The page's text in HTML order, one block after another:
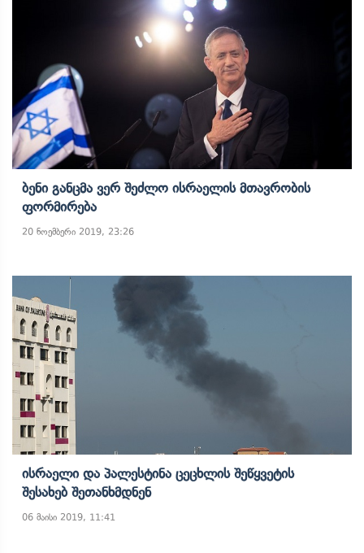
Ბენი Განცმა Ვერ Შეძლო Ისრაელის Მთავრობის
Ფორმირება
20 ნოემბერი 2019, 23:26
Ისრაელი Და Პალესტინა Ცეცხლის Შეწყვეტის
Შესახებ Შეთანხმდნენ
06 მაისი 2019, 11:41